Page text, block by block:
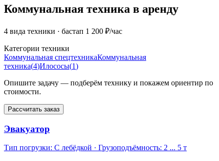
Коммунальная техника в аренду
4 вида техники · бастап 1 200 ₽/час
Категории техники
Коммунальная спецтехникаКоммунальная
техника(4)Илососы(1)
Опишите задачу — подберём технику и покажем ориентир по
стоимости.
Рассчитать заказ
Эвакуатор
Тип погрузки: С лебёдкой · Грузоподъёмность: 2 ... 5 т